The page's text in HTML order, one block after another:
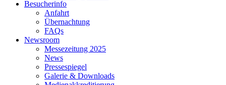
Besucherinfo
Anfahrt
Übernachtung
FAQs
Newsroom
Messezeitung 2025
News
Pressespiegel
Galerie & Downloads